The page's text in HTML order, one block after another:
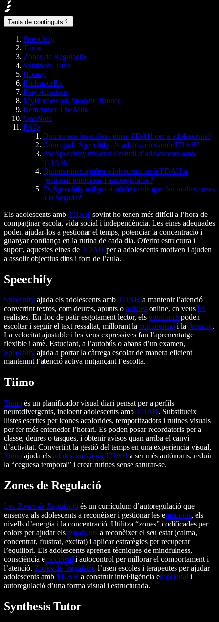
Taula de continguts
Speechify
Tiimo
Zones de Regulació
Synthesis Tutor
Homey
EndeavorRx
Play Attention
MyHomework Student Planner
Remember The Milk
OneNote
FAQ
Quines són les millors eines TDAH per a adolescents?
Com ajuda Speechify als adolescents amb TDAH?
Pot Speechify millorar l’estudi d’adolescents amb
TDAH?
Quines eines ajuden adolescents amb TDAH a
gestionar emocions i autoregulació?
És Speechify útil per a adolescents que fan moltes coses
a la vegada?
Els adolescents amb TDAH sovint ho tenen més difícil a l’hora de
compaginar escola, vida social i independència. Les eines adequades
poden ajudar-los a gestionar el temps, potenciar la concentració i
guanyar confiança en la rutina de cada dia. Oferint estructura i
suport, aquestes eines de TDAH per a adolescents motiven i ajuden
a assolir objectius dins i fora de l’aula.
Speechify
Speechify ajuda els adolescents amb TDAH a mantenir l’atenció
convertint textos, com deures, apunts o articles online, en veus IA
realistes. En lloc de patir esgotament lector, els estudiants poden
escoltar i seguir el text ressaltat, millorant la comprensió i la retenció.
La velocitat ajustable i les veus expressives fan l’aprenentatge
flexible i amè. Estudiant, a l’autobús o abans d’un examen,
Speechify ajuda a portar la càrrega escolar de manera eficient
mantenint l’atenció activa mitjançant l’escolta.
Tiimo
Tiimo és un planificador visual diari pensat per a perfils
neurodivergents, incloent adolescents amb TDAH. Substitueix
llistes escrites per icones acolorides, temporitzadors i rutines visuals
per fer més entenedor l’horari. Es poden posar recordatoris per a
classe, deures o tasques, i obtenir avisos quan arriba el canvi
d’activitat. Convertint la gestió del temps en una experiència visual,
Tiimo ajuda els adolescents amb TDAH a ser més autònoms, reduir
la “ceguesa temporal” i crear rutines sense saturar-se.
Zones de Regulació
Les Zones de Regulació és un currículum d’autoregulació que
ensenya als adolescents a reconèixer i gestionar les emocions, els
nivells d’energia i la concentració. Utilitza “zones” codificades per
colors per ajudar els estudiants a reconèixer el seu estat (calma,
concentrat, frustrat, excitat) i aplicar estratègies per recuperar
l’equilibri. Els adolescents aprenen tècniques de mindfulness,
consciència emocional i autocontrol per millorar el comportament i
l’atenció. Zones de Regulació l’usen escoles i terapeutes per ajudar
adolescents amb TDAH a construir intel·ligència emocional i
autoregulació d’una forma visual i estructurada.
Synthesis Tutor